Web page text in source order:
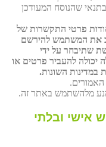
שהנוסח המעודכן
פרטי התקשרות של
את המשתמש להירשם
שתיבחר על ידי
יכולה להעביר פרטים או
במדינות השונות.
מלהשתמש באתר זה.
אישי ובלתי